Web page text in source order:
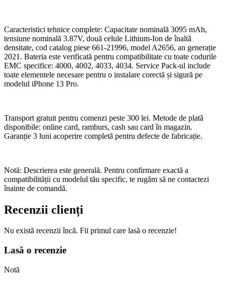
Caracteristici tehnice complete: Capacitate nominală 3095 mAh,
tensiune nominală 3.87V, două celule Lithium-Ion de înaltă
densitate, cod catalog piese 661-21996, model A2656, an generație
2021. Bateria este verificată pentru compatibilitate cu toate codurile
EMC specifice: 4000, 4002, 4033, 4034. Service Pack-ul include
toate elementele necesare pentru o instalare corectă și sigură pe
modelul iPhone 13 Pro.
Transport gratuit pentru comenzi peste 300 lei. Metode de plată
disponibile: online card, ramburs, cash sau card în magazin.
Garanție 3 luni acoperire completă pentru defecte de fabricație.
Notă: Descrierea este generală. Pentru confirmare exactă a
compatibilității cu modelul tău specific, te rugăm să ne contactezi
înainte de comandă.
Recenzii clienți
Nu există recenzii încă. Fii primul care lasă o recenzie!
Lasă o recenzie
Notă